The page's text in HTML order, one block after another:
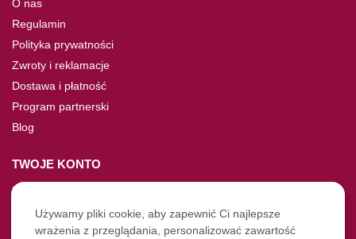
O nas
Regulamin
Polityka prywatności
Zwroty i reklamacje
Dostawa i płatność
Program partnerski
Blog
TWOJE KONTO
Moje konto
Nie pamiętasz hasła?
Twoje zamówienia
Używamy pliki cookie, aby zapewnić Ci najlepsze
wrażenia z przeglądania, personalizować zawartość